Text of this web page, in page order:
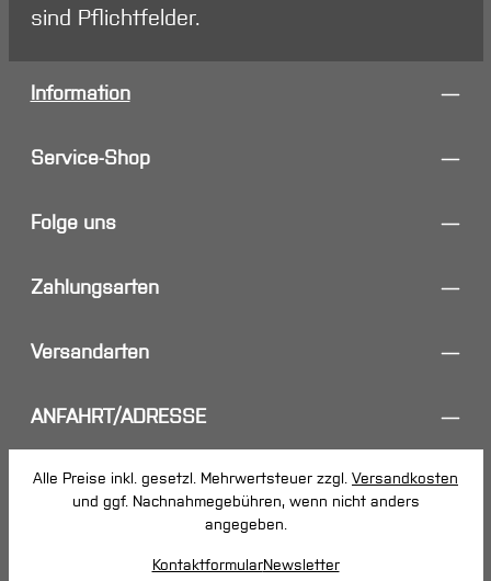
sind Pflichtfelder.
Information
Service-Shop
Folge uns
Zahlungsarten
Versandarten
ANFAHRT/ADRESSE
Alle Preise inkl. gesetzl. Mehrwertsteuer zzgl. Versandkosten
und ggf. Nachnahmegebühren, wenn nicht anders
angegeben.
KontaktformularNewsletter